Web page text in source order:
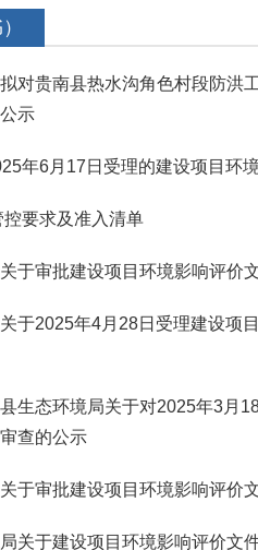
对贵南县热水沟角色村段防洪
示
年6月17日受理的建设项目环
要求及准入清单
于审批建设项目环境影响评价
于2025年4月28日受理建设项
生态环境局关于对2025年3月
查的公示
于审批建设项目环境影响评价
关于建设项目环境影响评价文